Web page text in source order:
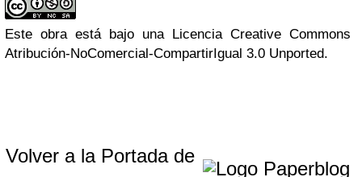
Este obra está bajo una Licencia Creative Commons
Atribución-NoComercial-CompartirIgual 3.0 Unported.
Volver a la Portada de